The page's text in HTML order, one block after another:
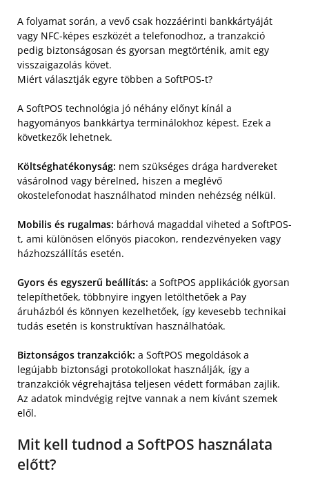
A folyamat során, a vevő csak hozzáérinti bankkártyáját
vagy NFC-képes eszközét a telefonodhoz, a tranzakció
pedig biztonságosan és gyorsan megtörténik, amit egy
visszaigazolás követ.
Miért választják egyre többen a SoftPOS-t?
A SoftPOS technológia jó néhány előnyt kínál a
hagyományos bankkártya terminálokhoz képest. Ezek a
következők lehetnek.
Költséghatékonyság: nem szükséges drága hardvereket
vásárolnod vagy bérelned, hiszen a meglévő
okostelefonodat használhatod minden nehézség nélkül.
Mobilis és rugalmas: bárhová magaddal viheted a SoftPOS-
t, ami különösen előnyös piacokon, rendezvényeken vagy
házhozszállítás esetén.
Gyors és egyszerű beállítás: a SoftPOS applikációk gyorsan
telepíthetőek, többnyire ingyen letölthetőek a Pay
áruházból és könnyen kezelhetőek, így kevesebb technikai
tudás esetén is konstruktívan használhatóak.
Biztonságos tranzakciók: a SoftPOS megoldások a
legújabb biztonsági protokollokat használják, így a
tranzakciók végrehajtása teljesen védett formában zajlik.
Az adatok mindvégig rejtve vannak a nem kívánt szemek
elől.
Mit kell tudnod a SoftPOS használata
előtt?